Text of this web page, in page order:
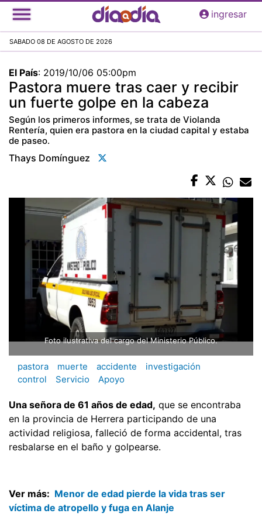
Pasar
al
principal
ingresar
SABADO 08 DE AGOSTO DE 2026
El País: 2019/10/06 05:00pm
Pastora muere tras caer y recibir
un fuerte golpe en la cabeza
Según los primeros informes, se trata de Violanda
Rentería, quien era pastora en la ciudad capital y estaba
de paseo.
Thays Domínguez
Foto ilustrativa del cargo del Ministerio Público.
pastora muerte accidente
investigación
control
Servicio Apoyo
Una señora de 61 años de edad, que se encontraba
en la provincia de Herrera participando de una
actividad religiosa, falleció de forma accidental, tras
resbalarse en el baño y golpearse.
Ver más: Menor de edad pierde la vida tras ser
víctima de atropello y fuga en Alanje